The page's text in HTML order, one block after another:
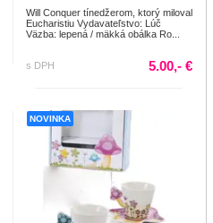
Will Conquer tínedžerom, ktorý miloval
Eucharistiu Vydavateľstvo: Lúč
Väzba: lepená / mäkká obálka Ro...
s DPH 5.00,- €
NOVINKA